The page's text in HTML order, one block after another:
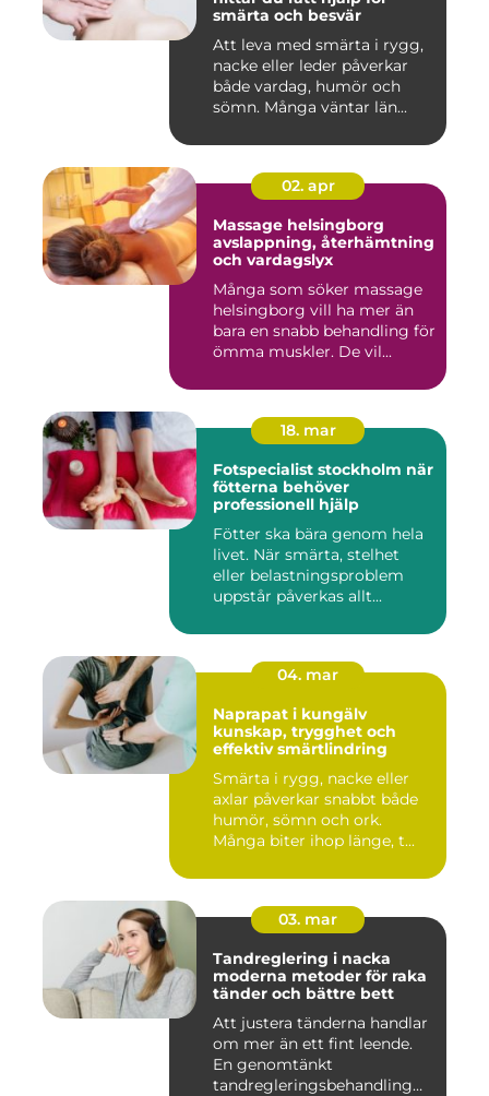
smärta och besvär
Att leva med smärta i rygg,
nacke eller leder påverkar
både vardag, humör och
sömn. Många väntar län...
02. apr
Massage helsingborg
avslappning, återhämtning
och vardagslyx
Många som söker massage
helsingborg vill ha mer än
bara en snabb behandling för
ömma muskler. De vil...
18. mar
Fotspecialist stockholm när
fötterna behöver
professionell hjälp
Fötter ska bära genom hela
livet. När smärta, stelhet
eller belastningsproblem
uppstår påverkas allt...
04. mar
Naprapat i kungälv
kunskap, trygghet och
effektiv smärtlindring
Smärta i rygg, nacke eller
axlar påverkar snabbt både
humör, sömn och ork.
Många biter ihop länge, t...
03. mar
Tandreglering i nacka
moderna metoder för raka
tänder och bättre bett
Att justera tänderna handlar
om mer än ett fint leende.
En genomtänkt
tandregleringsbehandling